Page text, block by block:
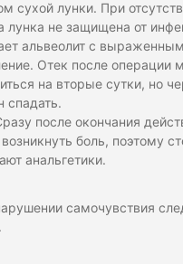
сухой лунки. При
лунка не защищена от
альвеолит с
Отек после операции
на вторые сутки, но
спадать.
после окончания
боль, поэтому
анальгетики.
самочувствия